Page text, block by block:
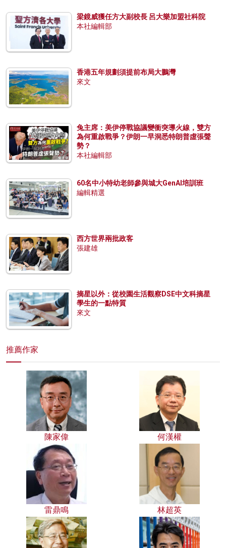
梁鏡威獲任方大副校長 呂大樂加盟社科院
本社編輯部
香港五年規劃須提前布局大鵬灣
來文
兔主席：美伊停戰協議變衝突導火線，雙方
為何重啟戰爭？伊朗一早洞悉特朗普虛張聲
勢？
本社編輯部
60名中小特幼老師參與城大GenAI培訓班
編輯精選
西方世界兩批政客
張建雄
摘星以外：從校園生活觀察DSE中文科摘星
學生的一點特質
來文
推薦作家
陳家偉 何漢權
雷鼎鳴 林超英